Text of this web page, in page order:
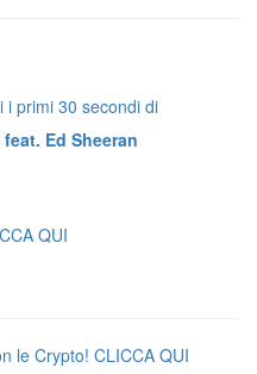
i primi 30 secondi di
Ed Sheeran
QUI
le Crypto! CLICCA QUI